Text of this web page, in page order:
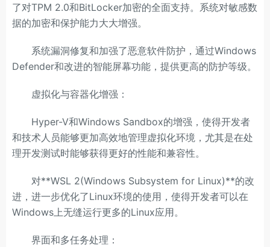
了对TPM 2.0和BitLocker加密的全面支持。系统对敏感数
据的加密和保护能力大大增强。
系统漏洞修复和加强了恶意软件防护，通过Windows
Defender和改进的智能屏幕功能，提供更高的防护等级。
虚拟化与容器化增强：
Hyper-V和Windows Sandbox的增强，使得开发者
和技术人员能够更加高效地管理虚拟化环境，尤其是在处
理开发测试时能够获得更好的性能和兼容性。
对**WSL 2(Windows Subsystem for Linux)**的改
进，进一步优化了Linux环境的使用，使得开发者可以在
Windows上无缝运行更多的Linux应用。
界面和多任务处理：